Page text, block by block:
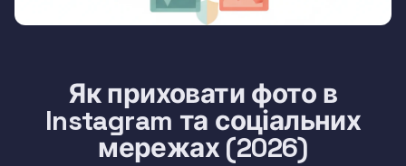
Як приховати фото в
Instagram та соціальних
мережах (2026)